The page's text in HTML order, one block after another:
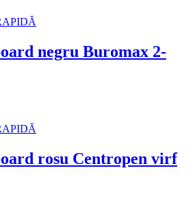
negru Buromax 2-
rosu Centropen virf